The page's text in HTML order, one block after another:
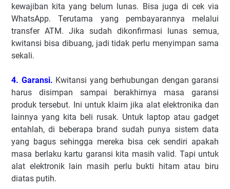
kewajiban kita yang belum lunas. Bisa juga di cek via
WhatsApp. Terutama yang pembayarannya melalui
transfer ATM. Jika sudah dikonfirmasi lunas semua,
kwitansi bisa dibuang, jadi tidak perlu menyimpan sama
sekali.
4. Garansi. Kwitansi yang berhubungan dengan garansi
harus disimpan sampai berakhirnya masa garansi
produk tersebut. Ini untuk klaim jika alat elektronika dan
lainnya yang kita beli rusak. Untuk laptop atau gadget
entahlah, di beberapa brand sudah punya sistem data
yang bagus sehingga mereka bisa cek sendiri apakah
masa berlaku kartu garansi kita masih valid. Tapi untuk
alat elektronik lain masih perlu bukti hitam atau biru
diatas putih.